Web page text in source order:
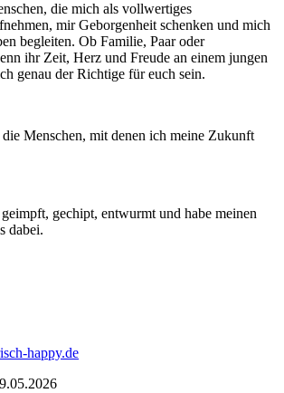
die mich als vollwertiges
mir Geborgenheit schenken und mich
begleiten. Ob Familie, Paar oder
ihr Zeit, Herz und Freude an einem jungen
genau der Richtige für euch sein.
Menschen, mit denen ich meine Zukunft
gechipt, entwurmt und habe meinen
dabei.
happy.de